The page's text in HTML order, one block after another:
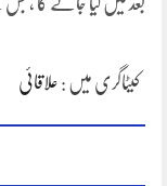
کیٹاگری میں : علاقائی